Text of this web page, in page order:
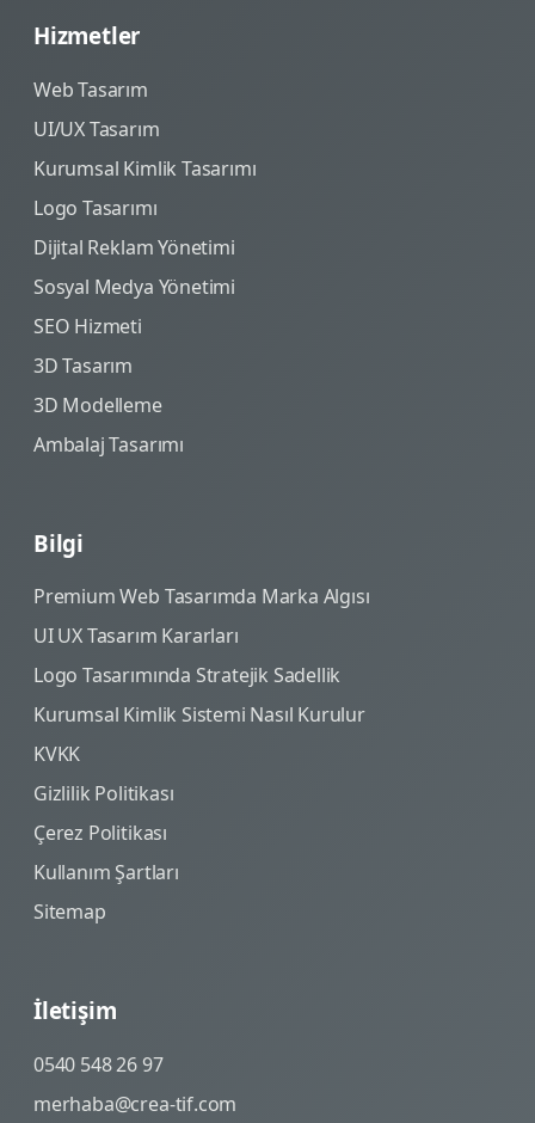
Hizmetler
Web Tasarım
UI/UX Tasarım
Kurumsal Kimlik Tasarımı
Logo Tasarımı
Dijital Reklam Yönetimi
Sosyal Medya Yönetimi
SEO Hizmeti
3D Tasarım
3D Modelleme
Ambalaj Tasarımı
Bilgi
Premium Web Tasarımda Marka Algısı
UI UX Tasarım Kararları
Logo Tasarımında Stratejik Sadellik
Kurumsal Kimlik Sistemi Nasıl Kurulur
KVKK
Gizlilik Politikası
Çerez Politikası
Kullanım Şartları
Sitemap
İletişim
0540 548 26 97
merhaba@crea-tif.com